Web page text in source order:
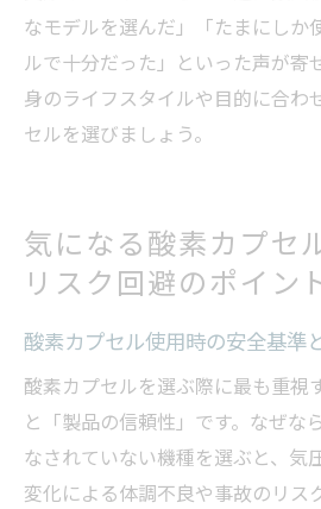
なモデルを選んだ」「たまにしか
ルで十分だった」といった声が寄
身のライフスタイルや目的に合わ
セルを選びましょう。
気になる酸素カプセ
リスク回避のポイン
酸素カプセル使用時の安全基準
酸素カプセルを選ぶ際に最も重視
と「製品の信頼性」です。なぜな
なされていない機種を選ぶと、気
変化による体調不良や事故のリス